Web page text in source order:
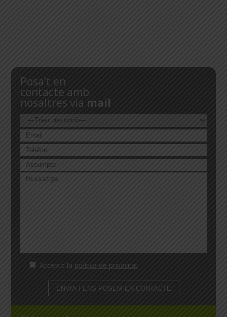
Posa’t en
contacte amb
nosaltres via mail
Accepto la política de privacitat